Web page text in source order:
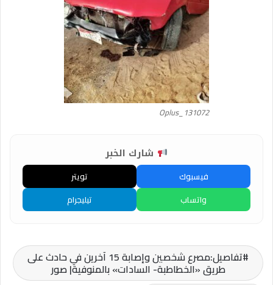
Oplus_131072
شارك الخبر
فيسبوك
تويتر
واتساب
تيليجرام
تفاصيل:مصرع شخصين وإصابة 15 آخرين في حادث على
طريق «الخطاطبة- السادات» بالمنوفية| صور